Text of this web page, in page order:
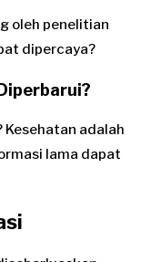
oleh penelitian
dipercaya?
adalah
lama dapat